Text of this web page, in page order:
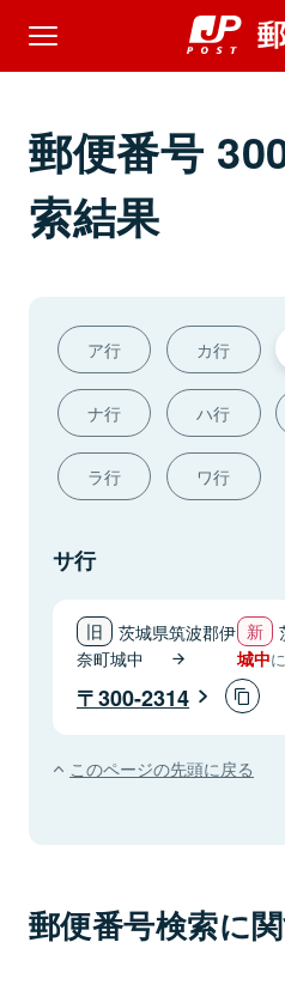
郵便番号
索結果
ア行 カ行
ナ行 ハ行
ラ行 ワ行
サ行
茨城県筑波郡伊
奈町城中
城中
300-2314
このページの先頭に戻る
郵便番号検索に